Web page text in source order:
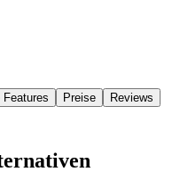
Preise Reviews